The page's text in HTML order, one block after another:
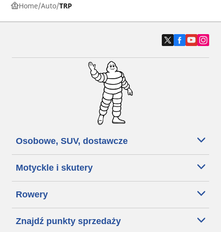
Home Auto TRP
Osobowe, SUV, dostawcze
Motyckle i skutery
Rowery
Znajdź punkty sprzedaży